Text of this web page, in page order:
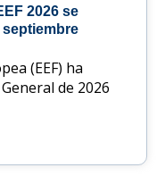
2026 se
septiembre
(EEF) ha
de 2026